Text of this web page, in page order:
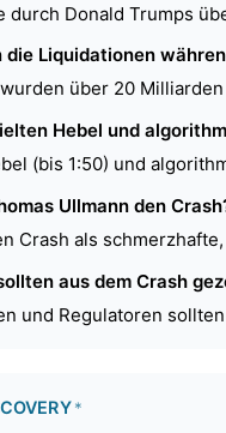
durch Donald Trumps
Liquidationen
über 20
Hebel und
(bis 1:50) und
Ullmann den
Crash als
aus dem Crash
und Regulatoren
*